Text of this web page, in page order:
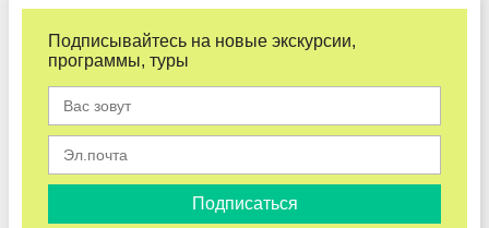
Подписывайтесь на новые экскурсии,
программы, туры
Подписаться